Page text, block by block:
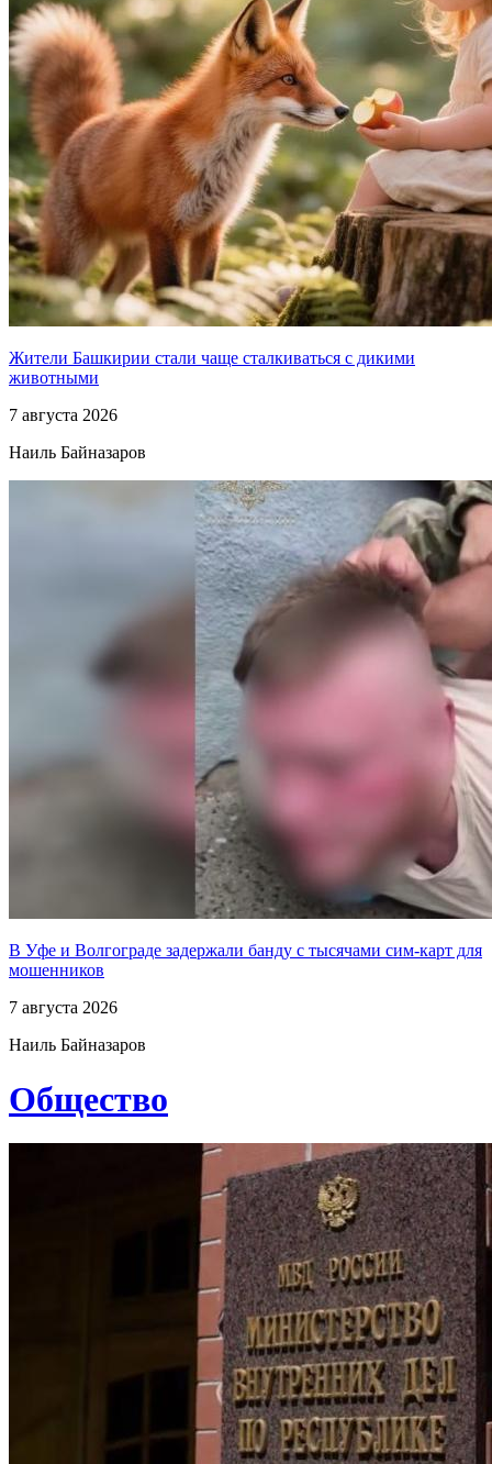
Жители Башкирии стали чаще сталкиваться с дикими
животными
7 августа 2026
Наиль Байназаров
В Уфе и Волгограде задержали банду с тысячами сим-карт для
мошенников
7 августа 2026
Наиль Байназаров
Общество